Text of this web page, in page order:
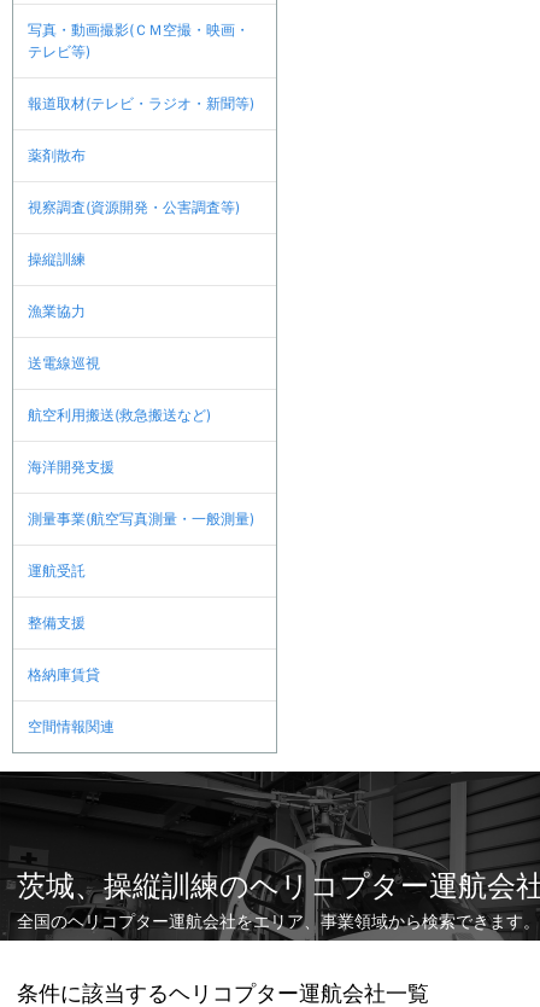
写真・動画撮影(ＣＭ空撮・映画・
テレビ等)
報道取材(テレビ・ラジオ・新聞等)
薬剤散布
視察調査(資源開発・公害調査等)
操縦訓練
漁業協力
送電線巡視
航空利用搬送(救急搬送など)
海洋開発支援
測量事業(航空写真測量・一般測量)
運航受託
整備支援
格納庫賃貸
空間情報関連
茨城、操縦訓練のヘリコプター運航会
全国のヘリコプター運航会社をエリア、事業領域から検索できます。
条件に該当するヘリコプター運航会社一覧